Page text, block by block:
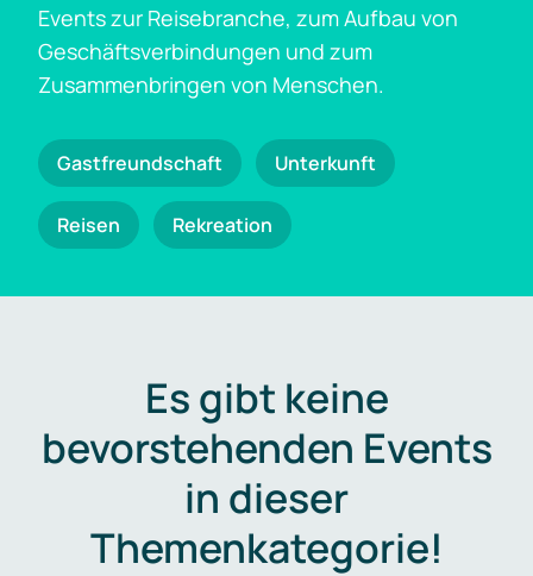
Events zur Reisebranche, zum Aufbau von
Geschäftsverbindungen und zum
Zusammenbringen von Menschen.
Gastfreundschaft Unterkunft
Reisen Rekreation
Es gibt keine
bevorstehenden Events
in dieser
Themenkategorie!